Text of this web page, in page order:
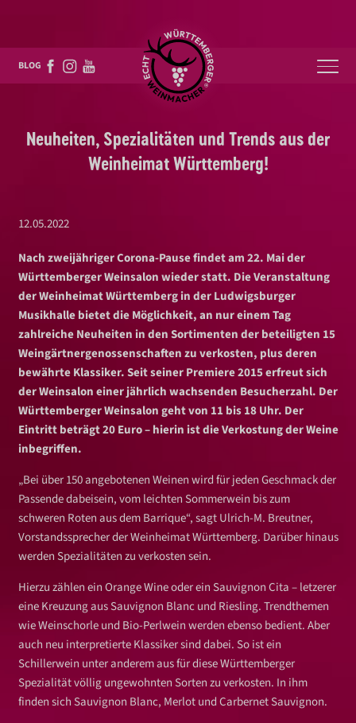
BLOG
Neuheiten, Spezialitäten und Trends aus der
Weinheimat Württemberg!
12.05.2022
Nach zweijähriger Corona-Pause findet am 22. Mai der
Württemberger Weinsalon wieder statt. Die Veranstaltung
der Weinheimat Württemberg in der Ludwigsburger
Musikhalle bietet die Möglichkeit, an nur einem Tag
zahlreiche Neuheiten in den Sortimenten der beteiligten 15
Weingärtnergenossenschaften zu verkosten, plus deren
bewährte Klassiker. Seit seiner Premiere 2015 erfreut sich
der Weinsalon einer jährlich wachsenden Besucherzahl. Der
Württemberger Weinsalon geht von 11 bis 18 Uhr. Der
Eintritt beträgt 20 Euro – hierin ist die Verkostung der Weine
inbegriffen.
„Bei über 150 angebotenen Weinen wird für jeden Geschmack der
Passende dabeisein, vom leichten Sommerwein bis zum
schweren Roten aus dem Barrique“, sagt Ulrich-M. Breutner,
Vorstandssprecher der Weinheimat Württemberg. Darüber hinaus
werden Spezialitäten zu verkosten sein.
Hierzu zählen ein Orange Wine oder ein Sauvignon Cita – letzerer
eine Kreuzung aus Sauvignon Blanc und Riesling. Trendthemen
wie Weinschorle und Bio-Perlwein werden ebenso bedient. Aber
auch neu interpretierte Klassiker sind dabei. So ist ein
Schillerwein unter anderem aus für diese Württemberger
Spezialität völlig ungewohnten Sorten zu verkosten. In ihm
finden sich Sauvignon Blanc, Merlot und Carbernet Sauvignon.
Über uns
Weine & mehr
Kontakt